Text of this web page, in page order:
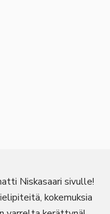
Niskasaari sivulle!
kokemuksia